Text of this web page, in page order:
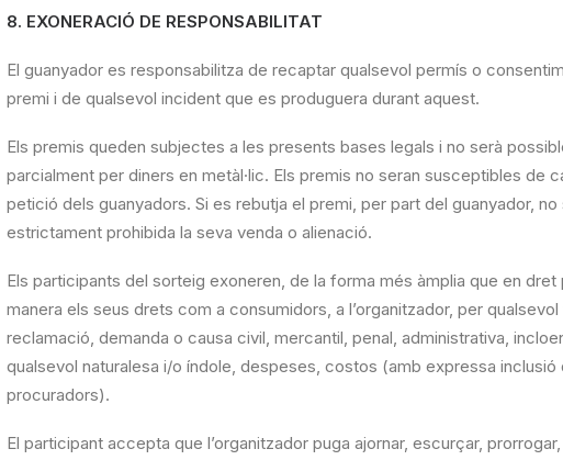
8. EXONERACIÓ DE RESPONSABILITAT
El guanyador es responsabilitza de recaptar qualsevol permís o
premi i de qualsevol incident que es produguera durant aquest.
Els premis queden subjectes a les presents bases legals i no serà
parcialment per diners en metàl·lic. Els premis no seran susceptibles de
petició dels guanyadors. Si es rebutja el premi, per part del guanyador,
estrictament prohibida la seva venda o alienació.
Els participants del sorteig exoneren, de la forma més àmplia que en
manera els seus drets com a consumidors, a l’organitzador, per
reclamació, demanda o causa civil, mercantil, penal, administrativa,
qualsevol naturalesa i/o índole, despeses, costos (amb expressa inclusió
procuradors).
El participant accepta que l’organitzador puga ajornar, escurçar,